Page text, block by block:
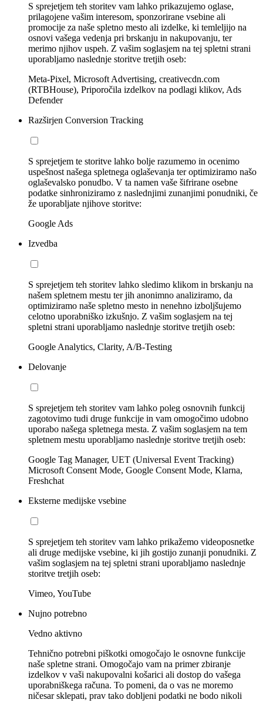
S sprejetjem teh storitev vam lahko prikazujemo oglase,
prilagojene vašim interesom, sponzorirane vsebine ali
promocije za naše spletno mesto ali izdelke, ki temleljijo na
osnovi vašega vedenja pri brskanju in nakupovanju, ter
merimo njihov uspeh. Z vašim soglasjem na tej spletni strani
uporabljamo naslednje storitve tretjih oseb:
Meta-Pixel, Microsoft Advertising, creativecdn.com
(RTBHouse), Priporočila izdelkov na podlagi klikov, Ads
Defender
Razširjen Conversion Tracking
S sprejetjem te storitve lahko bolje razumemo in ocenimo
uspešnost našega spletnega oglaševanja ter optimiziramo našo
oglaševalsko ponudbo. V ta namen vaše šifrirane osebne
podatke sinhroniziramo z naslednjimi zunanjimi ponudniki, če
že uporabljate njihove storitve:
Google Ads
Izvedba
S sprejetjem teh storitev lahko sledimo klikom in brskanju na
našem spletnem mestu ter jih anonimno analiziramo, da
optimiziramo naše spletno mesto in nenehno izboljšujemo
celotno uporabniško izkušnjo. Z vašim soglasjem na tej
spletni strani uporabljamo naslednje storitve tretjih oseb:
Google Analytics, Clarity, A/B-Testing
Delovanje
S sprejetjem teh storitev vam lahko poleg osnovnih funkcij
zagotovimo tudi druge funkcije in vam omogočimo udobno
uporabo našega spletnega mesta. Z vašim soglasjem na tem
spletnem mestu uporabljamo naslednje storitve tretjih oseb:
Google Tag Manager, UET (Universal Event Tracking)
Microsoft Consent Mode, Google Consent Mode, Klarna,
Freshchat
Eksterne medijske vsebine
S sprejetjem teh storitev vam lahko prikažemo videoposnetke
ali druge medijske vsebine, ki jih gostijo zunanji ponudniki. Z
vašim soglasjem na tej spletni strani uporabljamo naslednje
storitve tretjih oseb:
Vimeo, YouTube
Nujno potrebno
Vedno aktivno
Tehnično potrebni piškotki omogočajo le osnovne funkcije
naše spletne strani. Omogočajo vam na primer zbiranje
izdelkov v vaši nakupovalni košarici ali dostop do vašega
uporabniškega računa. To pomeni, da o vas ne moremo
ničesar sklepati, prav tako dobljeni podatki ne bodo nikoli